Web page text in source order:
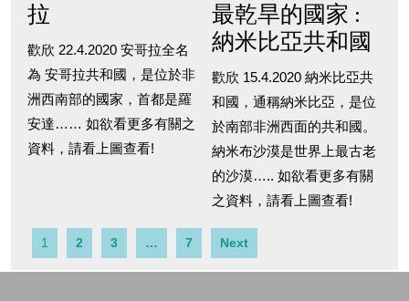
拉
歡欣 22.4.2020 安哥拉全名
為 安哥拉共和國，是位於非
洲西南部的國家，首都是羅
安達…… 如欲看更多有關之
資料，請看上圖查看!
最乾旱的國家 :
納米比亞共和國
歡欣 15.4.2020 納米比亞共
和國，通稱納米比亞，是位
於南部非洲西面的共和國。
納米布沙漠是世界上最古老
的沙漠….. 如欲看更多有關
之資料，請看上圖查看!
1 2 3 … 7 Next